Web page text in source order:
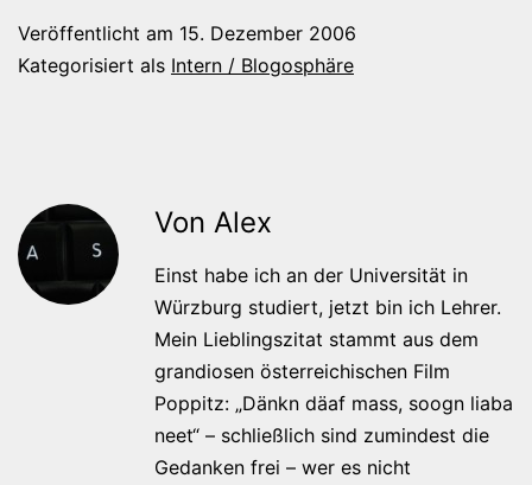
Veröffentlicht am 15. Dezember 2006
Kategorisiert als Intern / Blogosphäre
Von Alex
Einst habe ich an der Universität in
Würzburg studiert, jetzt bin ich Lehrer.
Mein Lieblingszitat stammt aus dem
grandiosen österreichischen Film
Poppitz: „Dänkn däaf mass, soogn liaba
neet“ – schließlich sind zumindest die
Gedanken frei – wer es nicht